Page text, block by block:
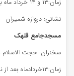
زمان:۱۳ و ۱۴ خرداد ماه بعد از نماز مغرب و عشا
نشانی: دروازه شمیران
مسجدجامع قلهک
سخنران: حجت الاسلام
زمان:۱۳خردادماه بعد از نماز مغرب و عشا